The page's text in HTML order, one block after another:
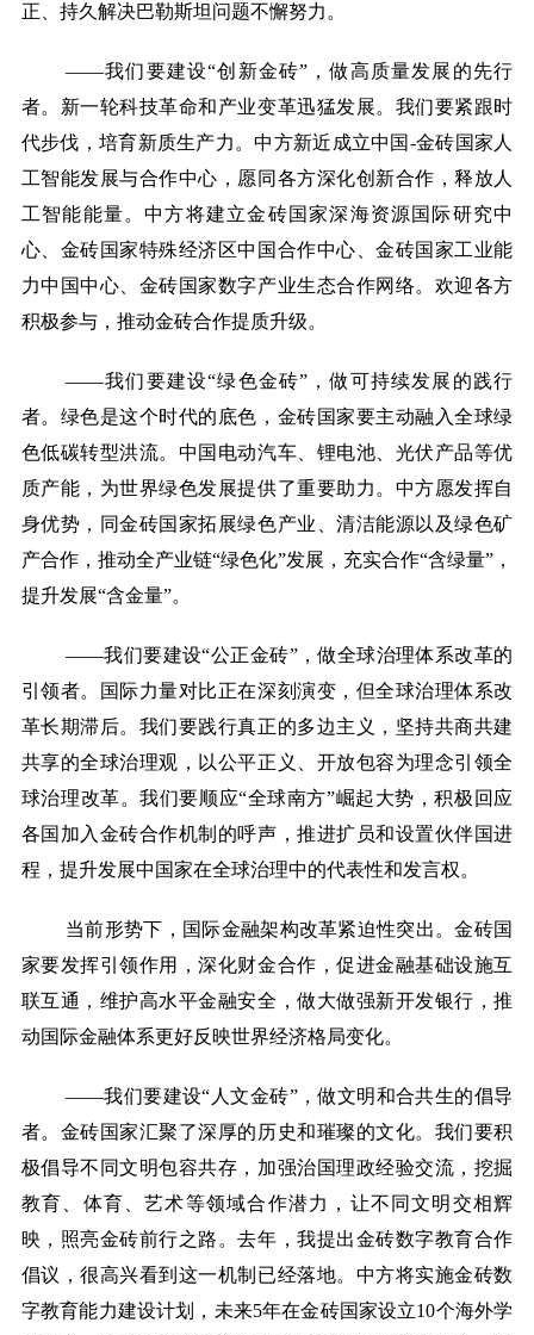
正、持久解决巴勒斯坦问题不懈努力。
——我们要建设“创新金砖”，做高质量发展的先行
者。新一轮科技革命和产业变革迅猛发展。我们要紧跟时
代步伐，培育新质生产力。中方新近成立中国-金砖国家人
工智能发展与合作中心，愿同各方深化创新合作，释放人
工智能能量。中方将建立金砖国家深海资源国际研究中
心、金砖国家特殊经济区中国合作中心、金砖国家工业能
力中国中心、金砖国家数字产业生态合作网络。欢迎各方
积极参与，推动金砖合作提质升级。
——我们要建设“绿色金砖”，做可持续发展的践行
者。绿色是这个时代的底色，金砖国家要主动融入全球绿
色低碳转型洪流。中国电动汽车、锂电池、光伏产品等优
质产能，为世界绿色发展提供了重要助力。中方愿发挥自
身优势，同金砖国家拓展绿色产业、清洁能源以及绿色矿
产合作，推动全产业链“绿色化”发展，充实合作“含绿量”，
提升发展“含金量”。
——我们要建设“公正金砖”，做全球治理体系改革的
引领者。国际力量对比正在深刻演变，但全球治理体系改
革长期滞后。我们要践行真正的多边主义，坚持共商共建
共享的全球治理观，以公平正义、开放包容为理念引领全
球治理改革。我们要顺应“全球南方”崛起大势，积极回应
各国加入金砖合作机制的呼声，推进扩员和设置伙伴国进
程，提升发展中国家在全球治理中的代表性和发言权。
当前形势下，国际金融架构改革紧迫性突出。金砖国
家要发挥引领作用，深化财金合作，促进金融基础设施互
联互通，维护高水平金融安全，做大做强新开发银行，推
动国际金融体系更好反映世界经济格局变化。
——我们要建设“人文金砖”，做文明和合共生的倡导
者。金砖国家汇聚了深厚的历史和璀璨的文化。我们要积
极倡导不同文明包容共存，加强治国理政经验交流，挖掘
教育、体育、艺术等领域合作潜力，让不同文明交相辉
映，照亮金砖前行之路。去年，我提出金砖数字教育合作
倡议，很高兴看到这一机制已经落地。中方将实施金砖数
字教育能力建设计划，未来5年在金砖国家设立10个海外学